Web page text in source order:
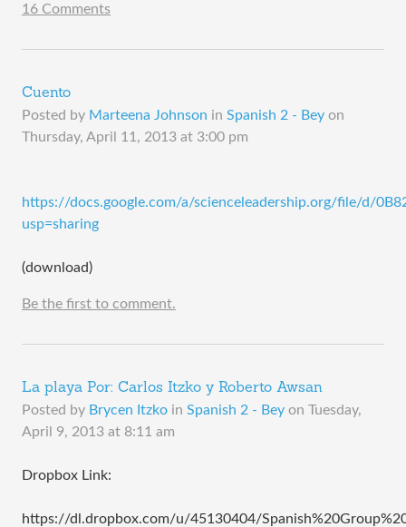
16 Comments
Cuento
Posted by Marteena Johnson in Spanish 2 - Bey on
Thursday, April 11, 2013 at 3:00 pm
https://docs.google.com/a/scienceleadership.org/file/d/
usp=sharing
(download)
Be the first to comment.
La playa Por: Carlos Itzko y Roberto Awsan
Posted by Brycen Itzko in Spanish 2 - Bey on Tuesday,
April 9, 2013 at 8:11 am
Dropbox Link:​
https://dl.dropbox.com/u/45130404/